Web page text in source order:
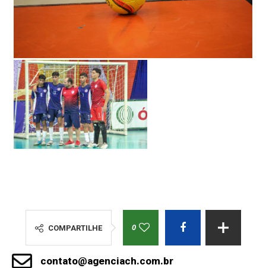
COMPARTILHE 0
contato@agenciach.com.br